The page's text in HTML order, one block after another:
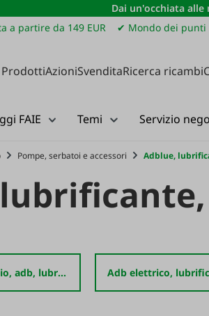
Dai un'occhiata
a partire da 149 EUR
✔ Mondo dei punti
ProdottiAzioniSvenditaRicerca ricambi
FAIE Temi Servizio
Pompe, serbatoi e accessori Adblue,
Accessori, pezzi di ricambio, adb, lubrificazione/uns